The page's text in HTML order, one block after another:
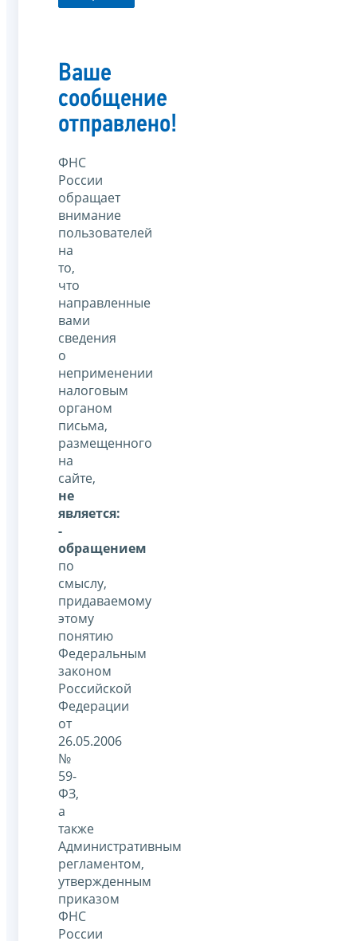
Ваше
сообщение
отправлено!
ФНС
России
обращает
внимание
пользователей
на
то,
что
направленные
вами
сведения
о
неприменении
налоговым
органом
письма,
размещенного
на
сайте,
не
является:
-
обращением
по
смыслу,
придаваемому
этому
понятию
Федеральным
законом
Российской
Федерации
от
26.05.2006
№
59-
ФЗ,
а
также
Административным
регламентом,
утвержденным
приказом
ФНС
России